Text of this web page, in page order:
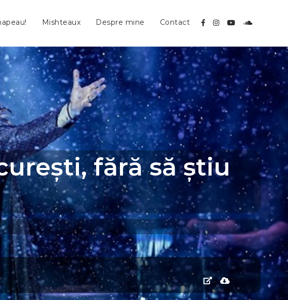
Mishteaux Despre mine Contact
fără să știu